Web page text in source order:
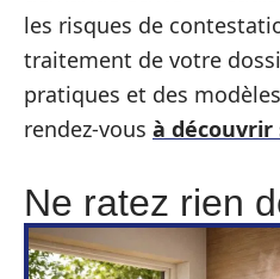
les risques de
traitement de votre
pratiques et des
rendez-vous à découvrir
Ne ratez rien